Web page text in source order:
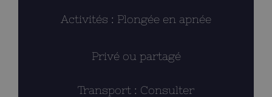
Activités : Plongée en apnée
Privé ou partagé
Transport : Consulter